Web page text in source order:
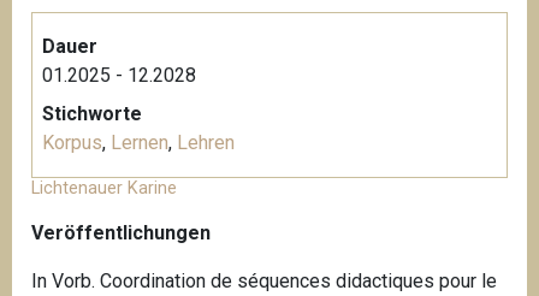
Dauer
01.2025 - 12.2028
Stichworte
Korpus, Lernen, Lehren
Lichtenauer Karine
Veröffentlichungen
In Vorb. Coordination de séquences didactiques pour le